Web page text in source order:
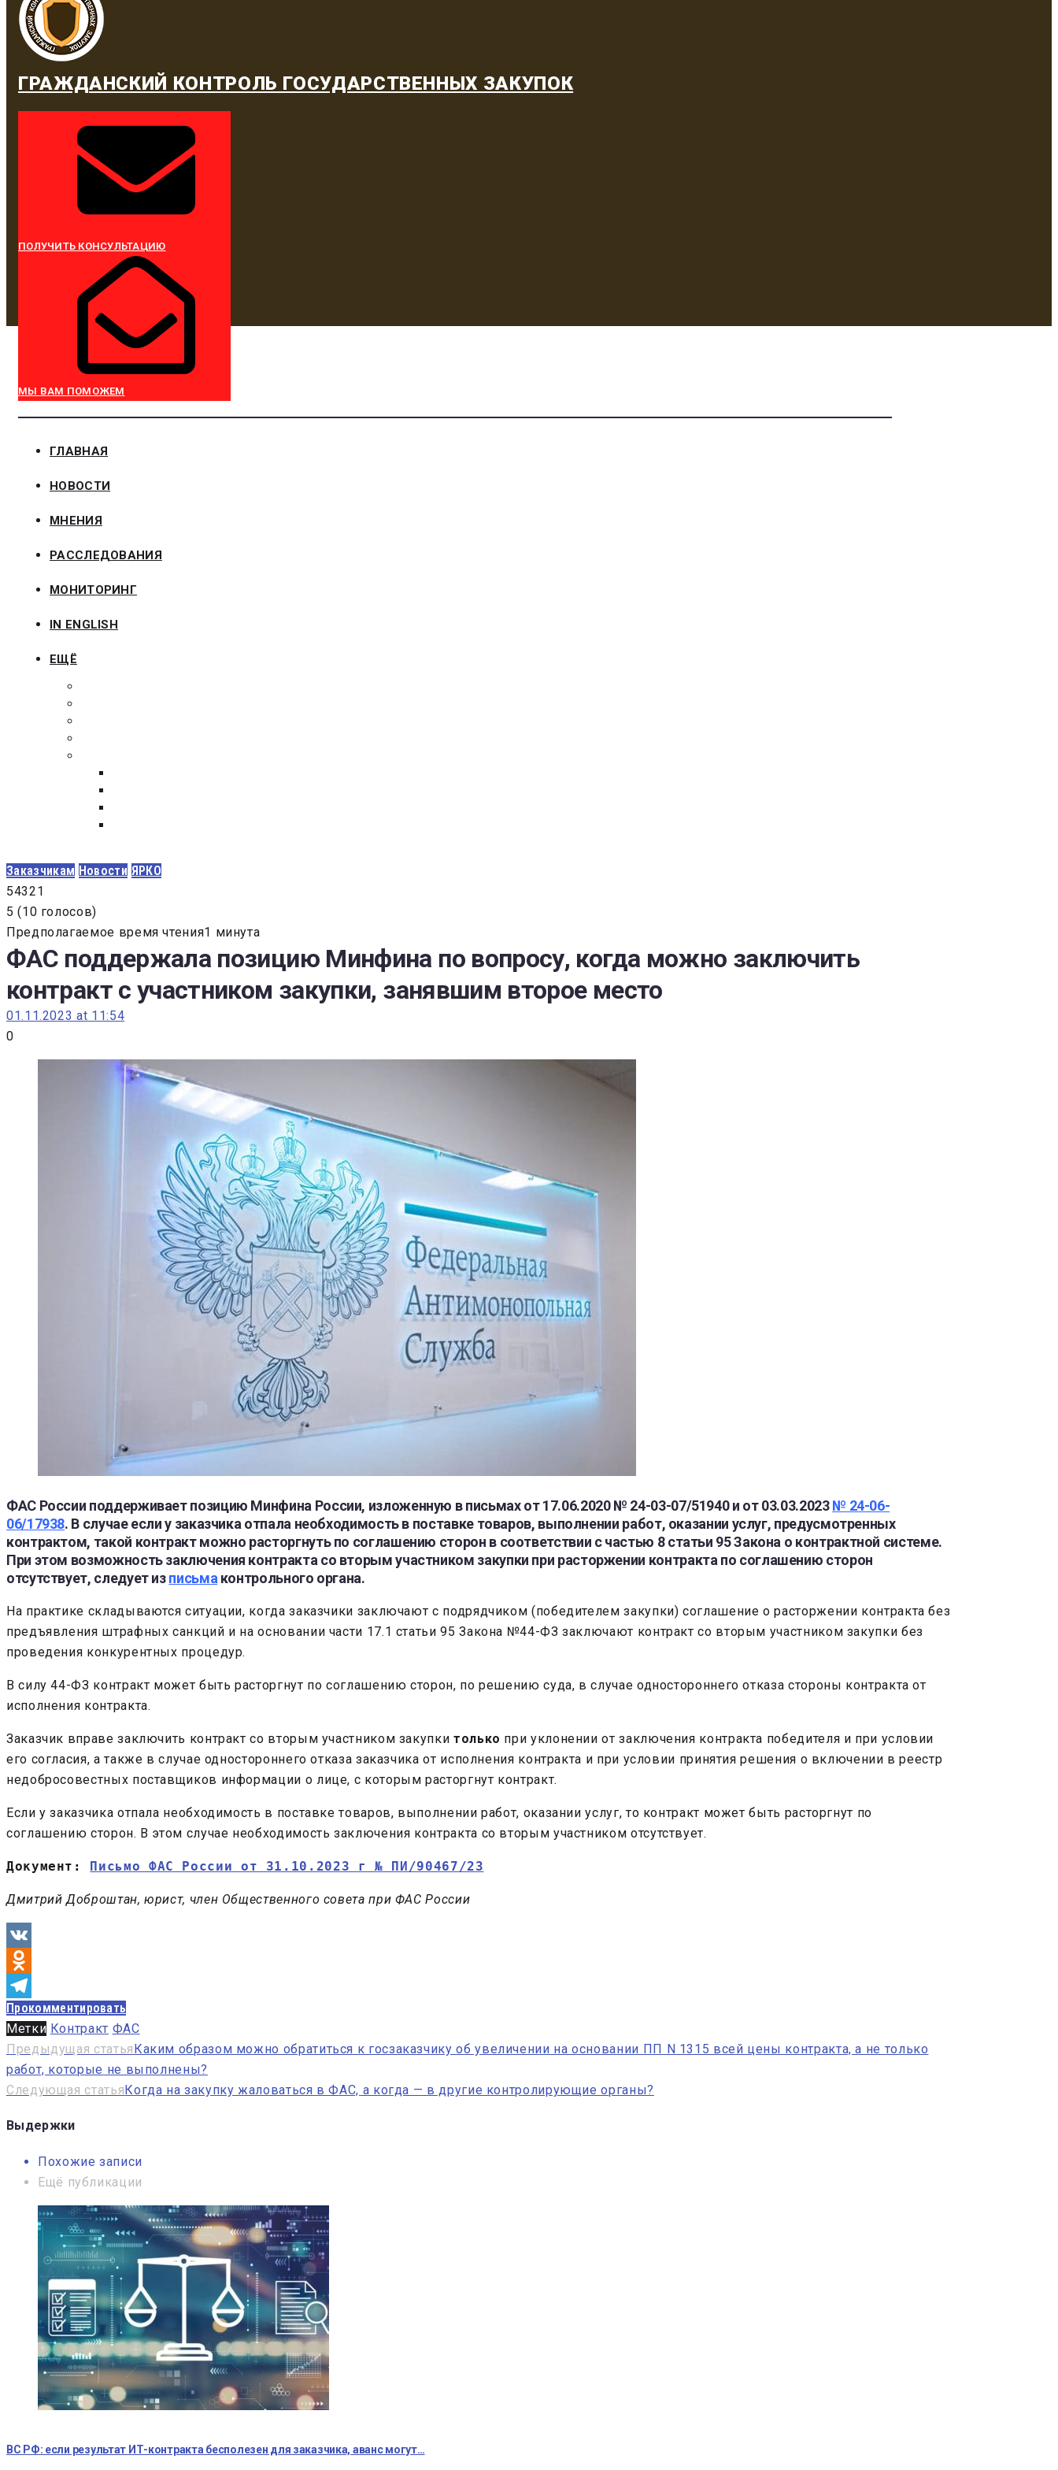
ГРАЖДАНСКИЙ КОНТРОЛЬ ГОСУДАРСТВЕННЫХ ЗАКУПОК
ПОЛУЧИТЬ КОНСУЛЬТАЦИЮ
МЫ ВАМ ПОМОЖЕМ
ГЛАВНАЯ
НОВОСТИ
МНЕНИЯ
РАССЛЕДОВАНИЯ
МОНИТОРИНГ
IN ENGLISH
ЕЩЁ
Заказчикам Новости ЯРКО
54321
5 (10 голосов)
Предполагаемое время чтения1 минута
ФАС поддержала позицию Минфина по вопросу, когда можно заключить
контракт с участником закупки, занявшим второе место
01.11.2023 at 11:54
0
ФАС России поддерживает позицию Минфина России, изложенную в письмах от 17.06.2020 № 24-03-07/51940 и от 03.03.2023№ 24-06-
06/17938. В случае если у заказчика отпала необходимость в поставке товаров, выполнении работ, оказании услуг, предусмотренных
контрактом, такой контракт можно расторгнуть по соглашению сторон в соответствии с частью 8 статьи 95 Закона о контрактной системе.
При этом возможность заключения контракта со вторым участником закупки при расторжении контракта по соглашению сторон
отсутствует, следует изписьма контрольного органа.
На практике складываются ситуации, когда заказчики заключают с подрядчиком (победителем закупки) соглашение о расторжении контракта без
предъявления штрафных санкций и на основании части 17.1 статьи 95 Закона №44-ФЗ заключают контракт со вторым участником закупки без
проведения конкурентных процедур.
В силу 44-ФЗ контракт может быть расторгнут по соглашению сторон, по решению суда, в случае одностороннего отказа стороны контракта от
исполнения контракта.
Заказчик вправе заключить контракт со вторым участником закупки только при уклонении от заключения контракта победителя и при условии
его согласия, а также в случае одностороннего отказа заказчика от исполнения контракта и при условии принятия решения о включении в реестр
недобросовестных поставщиков информации о лице, с которым расторгнут контракт.
Если у заказчика отпала необходимость в поставке товаров, выполнении работ, оказании услуг, то контракт может быть расторгнут по
соглашению сторон. В этом случае необходимость заключения контракта со вторым участником отсутствует.
Документ: Письмо ФАС России от 31.10.2023 г № ПИ/90467/23
Дмитрий Доброштан, юрист, член Общественного совета при ФАС России
VK
Odnoklassniki
Telegram
Прокомментировать
Метки Контракт ФАС
Навигация
по
записям
Предыдущая статьяКаким образом можно обратиться к госзаказчику об увеличении на основании ПП N 1315 всей цены контракта, а не только
работ, которые не выполнены?
Следующая статьяКогда на закупку жаловаться в ФАС, а когда — в другие контролирующие органы?
Выдержки
Похожие записи
Ещё публикации
ВС РФ: если результат ИТ-контракта бесполезен для заказчика, аванс могут…